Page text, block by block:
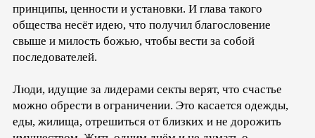
принципы, ценности и установки. И глава такого
общества несёт идею, что получил благословение
свыше и милость божью, чтобы вести за собой
последователей.
Люди, идущие за лидерами секты верят, что счастье
можно обрести в ограничении. Это касается одежды,
еды, жилища, отрешиться от близких и не дорожить